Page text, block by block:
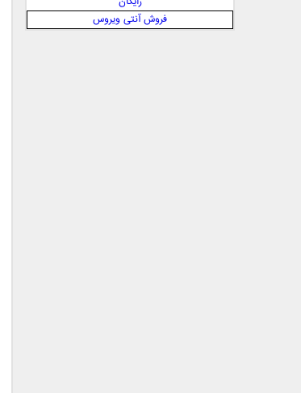
پارسا چیلیک فروش آنتی ویروس